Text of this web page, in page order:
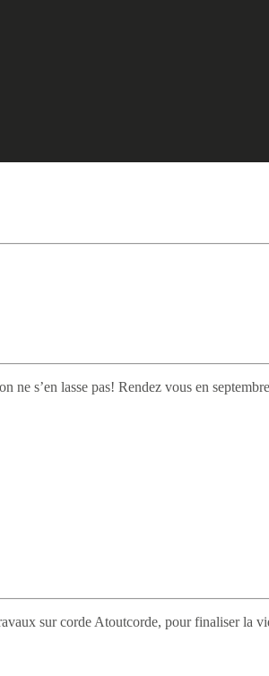
ne s’en lasse pas! Rendez vous en
sur corde Atoutcorde, pour finaliser la